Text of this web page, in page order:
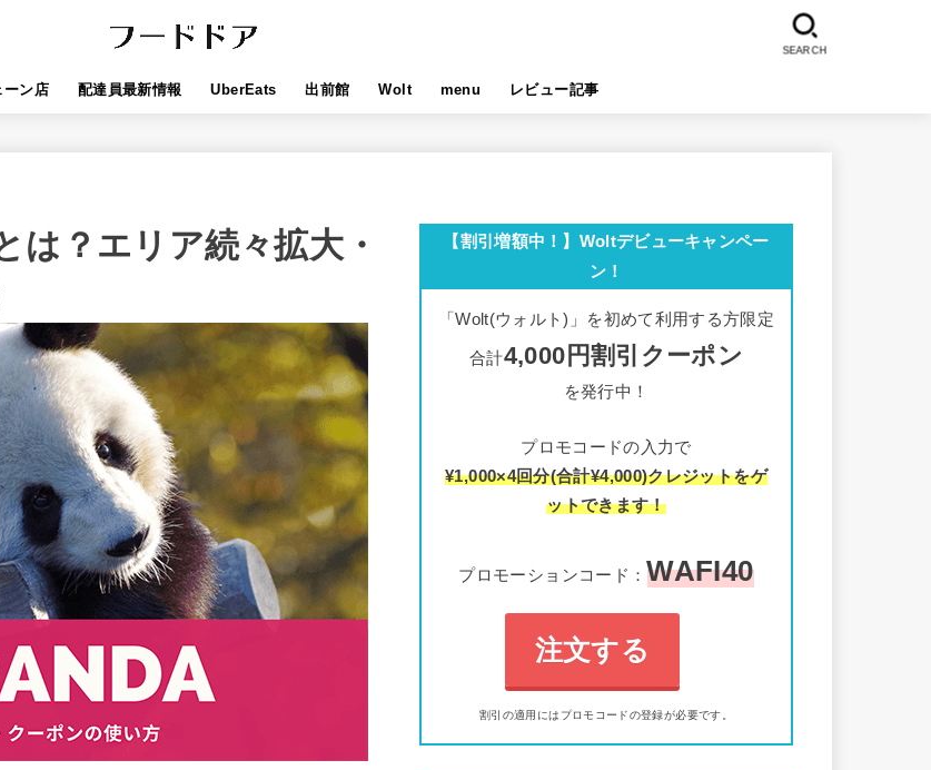
ーン店 配達員最新情報 UberEats 出前館 Wolt menu レビュー記事
SEARCH
？エリア続々拡大・
【割引増額中！】Woltデビューキャンペー
ン！
「Wolt(ウォルト)」を初めて利用する方限定
合計4,000円割引クーポン
を発行中！
プロモコードの入力で
¥1,000×4回分(合計¥4,000)クレジットをゲ
ットできます！
プロモーションコード： WAFI40
注文する
割引の適用にはプロモコードの登録が必要です。